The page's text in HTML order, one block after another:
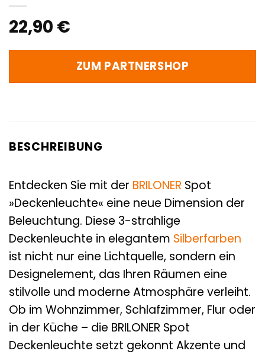
22,90 €
ZUM PARTNERSHOP
BESCHREIBUNG
Entdecken Sie mit der BRILONER Spot
»Deckenleuchte« eine neue Dimension der
Beleuchtung. Diese 3-strahlige
Deckenleuchte in elegantem Silberfarben
ist nicht nur eine Lichtquelle, sondern ein
Designelement, das Ihren Räumen eine
stilvolle und moderne Atmosphäre verleiht.
Ob im Wohnzimmer, Schlafzimmer, Flur oder
in der Küche – die BRILONER Spot
Deckenleuchte setzt gekonnt Akzente und